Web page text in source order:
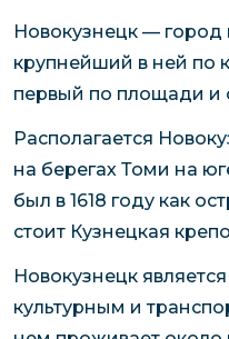
Новокузнецк — город
крупнейший в ней по
первый по площади и
Располагается
на берегах Томи на
был в 1618 году как
стоит Кузнецкая
Новокузнецк
культурным и